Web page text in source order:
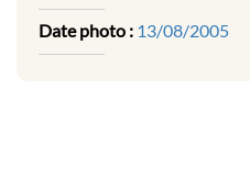
Date photo : 13/08/2005